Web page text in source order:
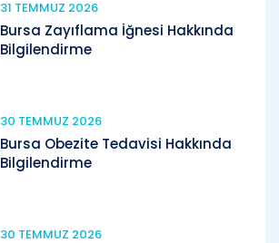
31 TEMMUZ 2026
Bursa Zayıflama İğnesi Hakkında
Bilgilendirme
30 TEMMUZ 2026
Bursa Obezite Tedavisi Hakkında
Bilgilendirme
30 TEMMUZ 2026